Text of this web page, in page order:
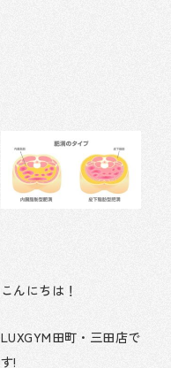
こんにちは！
LUXGYM田町・三田店で
す!